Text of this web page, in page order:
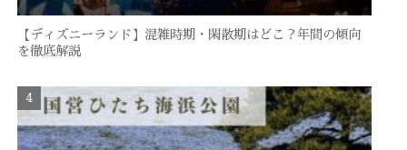
【ディズニーランド】混雑時期・閑散期はどこ？年間の傾向
を徹底解説